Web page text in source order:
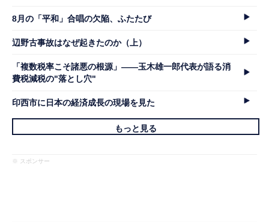
8月の「平和」合唱の欠陥、ふたたび
辺野古事故はなぜ起きたのか（上）
「複数税率こそ諸悪の根源」――玉木雄一郎代表が語る消
費税減税の"落とし穴"
印西市に日本の経済成長の現場を見た
もっと見る
※ スポンサー